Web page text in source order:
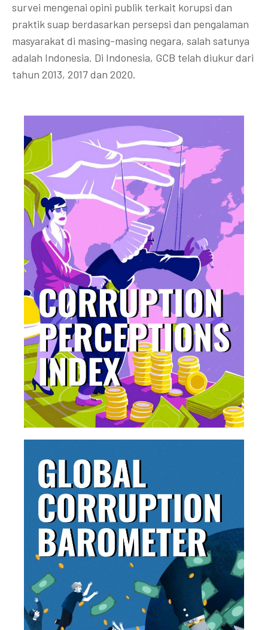
survei mengenai opini publik terkait korupsi dan
praktik suap berdasarkan persepsi dan pengalaman
masyarakat di masing-masing negara, salah satunya
adalah Indonesia. Di Indonesia, GCB telah diukur dari
tahun 2013, 2017 dan 2020.